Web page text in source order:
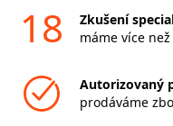
18
Zkušení
máme více
Autorizovaný
prodáváme